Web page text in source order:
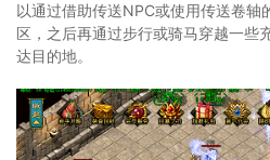
以通过借助传送NPC或使用传送卷轴
区，之后再通过步行或骑马穿越一些
达目的地。